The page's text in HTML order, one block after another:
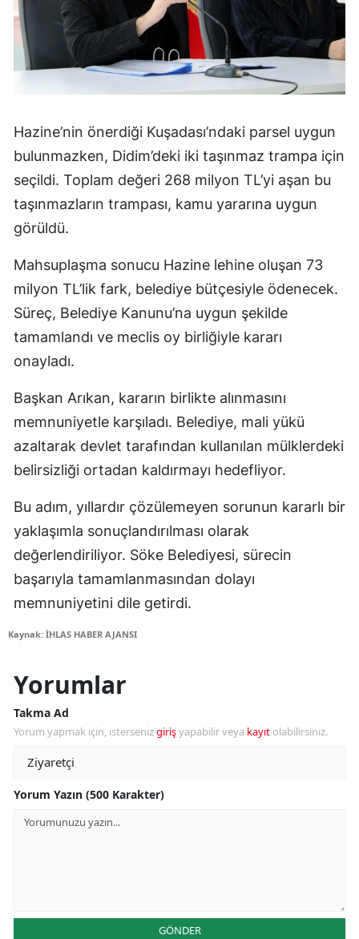
Hazine’nin önerdiği Kuşadası’ndaki parsel uygun
bulunmazken, Didim’deki iki taşınmaz trampa için
seçildi. Toplam değeri 268 milyon TL’yi aşan bu
taşınmazların trampası, kamu yararına uygun
görüldü.
Mahsuplaşma sonucu Hazine lehine oluşan 73
milyon TL’lik fark, belediye bütçesiyle ödenecek.
Süreç, Belediye Kanunu’na uygun şekilde
tamamlandı ve meclis oy birliğiyle kararı
onayladı.
Başkan Arıkan, kararın birlikte alınmasını
memnuniyetle karşıladı. Belediye, mali yükü
azaltarak devlet tarafından kullanılan mülklerdeki
belirsizliği ortadan kaldırmayı hedefliyor.
Bu adım, yıllardır çözülemeyen sorunun kararlı bir
yaklaşımla sonuçlandırılması olarak
değerlendiriliyor. Söke Belediyesi, sürecin
başarıyla tamamlanmasından dolayı
memnuniyetini dile getirdi.
Kaynak: İHLAS HABER AJANSI
Yorumlar
Takma Ad
Yorum yapmak için, istersenizgirişyapabilir veya kayıt olabilirsiniz.
Yorum Yazın (500 Karakter)
GÖNDER